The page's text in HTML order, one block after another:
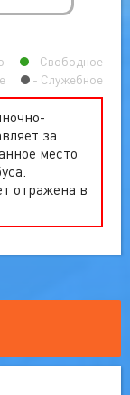
Свободное
Служебное
за
место
отражена в